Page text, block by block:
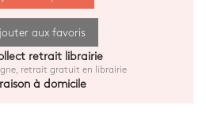
aux favoris
retrait librairie
retrait gratuit en librairie
à domicile